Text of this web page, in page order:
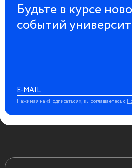
Будьте в курсе
событий
Нажимая на «Подписаться», вы соглашаетесь с